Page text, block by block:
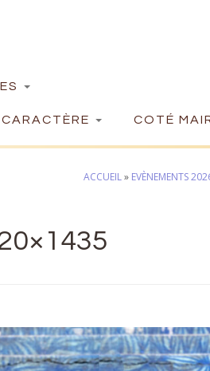
COTÉ
ACCUEIL» EVÈNEMENTS